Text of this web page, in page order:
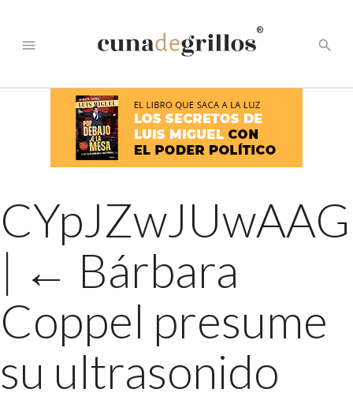
menu
®
search
| ← Bárbara
Coppel presume
su ultrasonido